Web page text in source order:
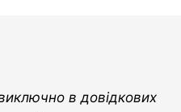
в довідкових